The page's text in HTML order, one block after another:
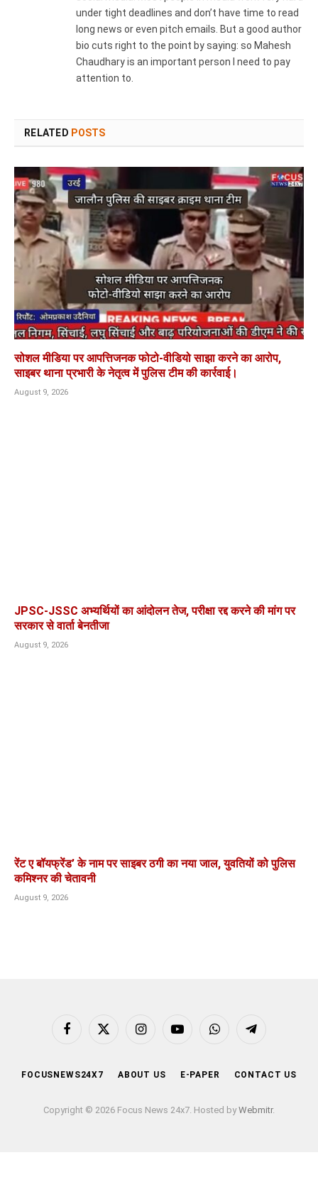
under tight deadlines and don’t have time to read
long news or even pitch emails. But a good author
bio cuts right to the point by saying: so Mahesh
Chaudhary is an important person I need to pay
attention to.
RELATED POSTS
सोशल मीडिया पर आपत्तिजनक फोटो-वीडियो साझा करने का आरोप,
साइबर थाना प्रभारी के नेतृत्व में पुलिस टीम की कार्रवाई।
August 9, 2026
JPSC-JSSC अभ्यर्थियों का आंदोलन तेज, परीक्षा रद्द करने की मांग पर
सरकार से वार्ता बेनतीजा
August 9, 2026
रेंट ए बॉयफ्रेंड’ के नाम पर साइबर ठगी का नया जाल, युवतियों को पुलिस
कमिश्नर की चेतावनी
August 9, 2026
Facebook
X
InstagramYouTubeWhatsAppTelegram
FOCUSNEWS24X7 ABOUT US E-PAPER CONTACT US
Copyright © 2026 Focus News 24x7. Hosted byWebmitr.